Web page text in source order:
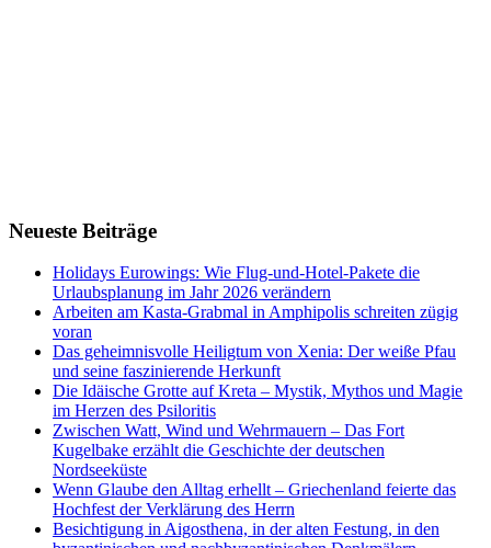
Neueste Beiträge
Holidays Eurowings: Wie Flug-und-Hotel-Pakete die
Urlaubsplanung im Jahr 2026 verändern
Arbeiten am Kasta-Grabmal in Amphipolis schreiten zügig
voran
Das geheimnisvolle Heiligtum von Xenia: Der weiße Pfau
und seine faszinierende Herkunft
Die Idäische Grotte auf Kreta – Mystik, Mythos und Magie
im Herzen des Psiloritis
Zwischen Watt, Wind und Wehrmauern – Das Fort
Kugelbake erzählt die Geschichte der deutschen
Nordseeküste
Wenn Glaube den Alltag erhellt – Griechenland feierte das
Hochfest der Verklärung des Herrn
Besichtigung in Aigosthena, in der alten Festung, in den